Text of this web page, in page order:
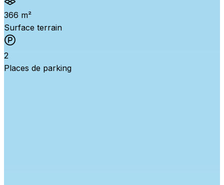
366 m²
Surface terrain
2
Places de parking